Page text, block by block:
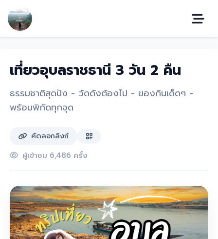
เที่ยวอุบลราชธานี 3 วัน 2 คืน
ธรรมชาติสุดปัง - วัดดังต้องไป - ของกินเด็ดๆ -
พร้อมพิกัดทุกจุด
คัดลอกลิงก์
ผู้เข้าชม 6,486 ครั้ง